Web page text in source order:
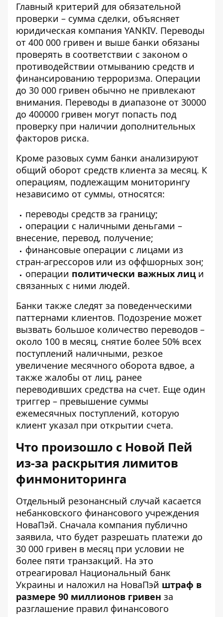
Главный критерий для обязательной
проверки – сумма сделки, объясняет
юридическая компания YANKIV. Переводы
от 400 000 гривен и выше банки обязаны
проверять в соответствии с законом о
противодействии отмыванию средств и
финансированию терроризма. Операции
до 30 000 гривен обычно не привлекают
внимания. Переводы в диапазоне от 30000
до 400000 гривен могут попасть под
проверку при наличии дополнительных
факторов риска.
Кроме разовых сумм банки анализируют
общий оборот средств клиента за месяц. К
операциям, подлежащим мониторингу
независимо от суммы, относятся:
переводы средств за границу;
операции с наличными деньгами –
внесение, перевод, получение;
финансовые операции с лицами из
стран-агрессоров или из оффшорных зон;
операции политически важных лици
связанных с ними людей.
Банки также следят за поведенческими
паттернами клиентов. Подозрение может
вызвать большое количество переводов –
около 100 в месяц, снятие более 50% всех
поступлений наличными, резкое
увеличение месячного оборота вдвое, а
также жалобы от лиц, ранее
переводивших средства на счет. Еще один
триггер – превышение суммы
ежемесячных поступлений, которую
клиент указал при открытии счета.
Что произошло с Новой Пей
из-за раскрытия лимитов
финмониторинга
Отдельный резонансный случай касается
небанковского финансового учреждения
НоваПэй. Сначала компания публично
заявила, что будет разрешать платежи до
30 000 гривен в месяц при условии не
более пяти транзакций. На это
отреагировал Национальный банк
Украины и наложил на НоваПэй штраф в
размере 90 миллионов гривен за
разглашение правил финансового